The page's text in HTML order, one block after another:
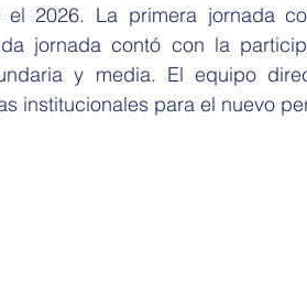
el 2026. La primera jornada
jornada contó con la
y media. El equipo
institucionales para el nuevo